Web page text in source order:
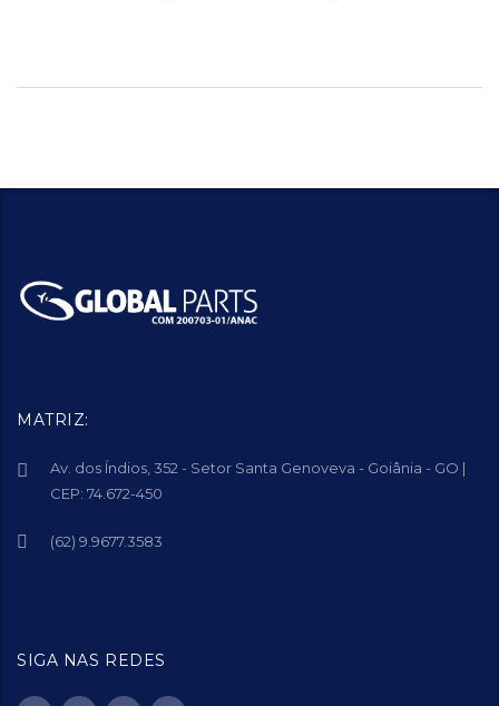
MATRIZ:
Av. dos Índios, 352 - Setor Santa Genoveva - Goiânia - GO |
CEP: 74.672-450
(62) 9.9677.3583
SIGA NAS REDES